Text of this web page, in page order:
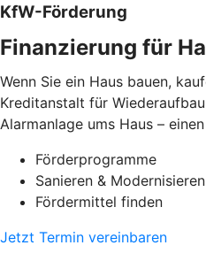
KfW-Förderung
Finanzierung für
Wenn Sie ein Haus bauen,
Kreditanstalt für
Alarmanlage ums Haus –
Förderprogramme
Sanieren & Modernisieren
Fördermittel finden
Jetzt Termin vereinbaren